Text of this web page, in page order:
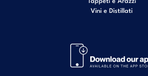
Vini e Distillati